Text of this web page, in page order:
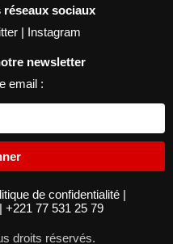
sociaux
| Instagram
newsletter
email :
de confidentialité |
| +221 77 531 25 79
droits réservés.